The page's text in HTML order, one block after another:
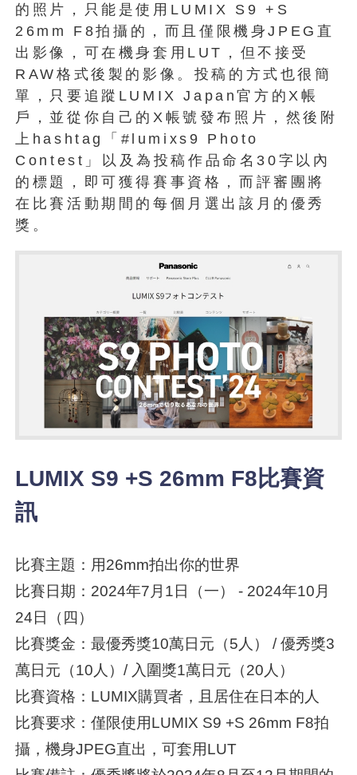
的照片，只能是使用LUMIX S9 +S
26mm F8拍攝的，而且僅限機身JPEG直
出影像，可在機身套用LUT，但不接受
RAW格式後製的影像。投稿的方式也很簡
單，只要追蹤LUMIX Japan官方的X帳
戶，並從你自己的X帳號發布照片，然後附
上hashtag「#lumixs9 Photo
Contest」以及為投稿作品命名30字以內
的標題，即可獲得賽事資格，而評審團將
在比賽活動期間的每個月選出該月的優秀
獎。
LUMIX S9 +S 26mm F8比賽資
訊
比賽主題：用26mm拍出你的世界
比賽日期：2024年7月1日（一） - 2024年10月
24日（四）
比賽獎金：最優秀獎10萬日元（5人） / 優秀獎3
萬日元（10人）/ 入圍獎1萬日元（20人）
比賽資格：LUMIX購買者，且居住在日本的人
比賽要求：僅限使用LUMIX S9 +S 26mm F8拍
攝，機身JPEG直出，可套用LUT